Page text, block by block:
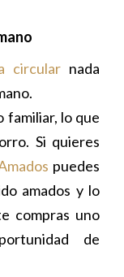
circular nada
familiar, lo que
Si quieres
puedes
amados y lo
compras uno
de